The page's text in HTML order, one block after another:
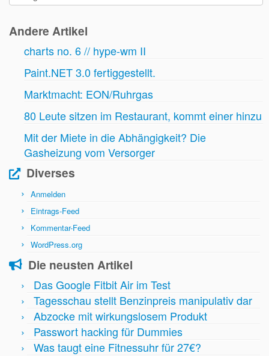
Andere Artikel
charts no. 6 // hype-wm II
Paint.NET 3.0 fertiggestellt.
Marktmacht: EON/Ruhrgas
80 Leute sitzen im Restaurant, kommt einer hinzu
Mit der Miete in die Abhängigkeit? Die
Gasheizung vom Versorger
Diverses
Anmelden
Eintrags-Feed
Kommentar-Feed
WordPress.org
Die neusten Artikel
Das Google Fitbit Air im Test
Tagesschau stellt Benzinpreis manipulativ dar
Abzocke mit wirkungslosem Produkt
Passwort hacking für Dummies
Was taugt eine Fitnessuhr für 27€?